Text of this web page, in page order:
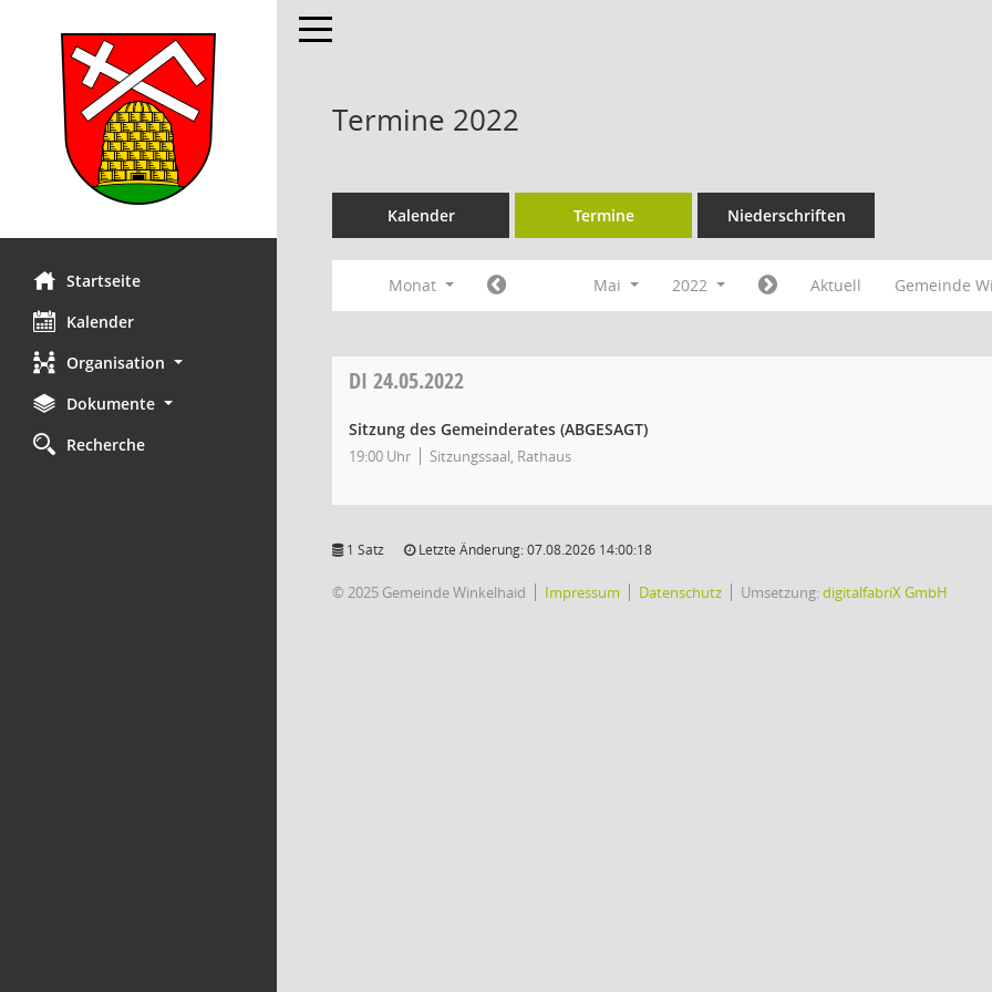
Startseite
Kalender
Organisation
Dokumente
Recherche
Toggle navigation
Termine 2022
Kalender Termine Niederschriften
Monat Mai 2022 Aktuell Gemeinde
DI 24.05.2022
Sitzung des Gemeinderates (ABGESAGT)
19:00 Uhr Sitzungssaal, Rathaus
1 Satz Letzte Änderung: 07.08.2026 14:00:18
© 2025 Gemeinde Winkelhaid Impressum Datenschutz Umsetzung:digitalfabriX GmbH